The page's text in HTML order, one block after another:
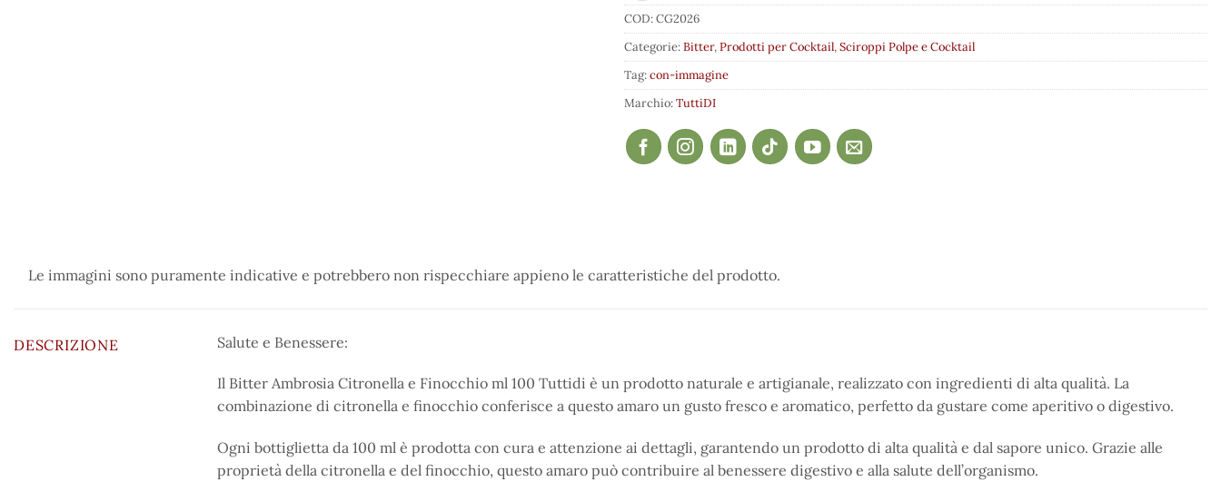
COD:CG2026
Categorie:Bitter,Prodotti per Cocktail,Sciroppi Polpe e Cocktail
Tag:con-immagine
Marchio:TuttiDI
Le immagini sono puramente indicative e potrebbero non rispecchiare appieno le caratteristiche del prodotto.
DESCRIZIONE Salute e Benessere:
Il Bitter Ambrosia Citronella e Finocchio ml 100 Tuttidi è un prodotto naturale e artigianale, realizzato con ingredienti di alta qualità. La
combinazione di citronella e finocchio conferisce a questo amaro un gusto fresco e aromatico, perfetto da gustare come aperitivo o digestivo.
Ogni bottiglietta da 100 ml è prodotta con cura e attenzione ai dettagli, garantendo un prodotto di alta qualità e dal sapore unico. Grazie alle
proprietà della citronella e del finocchio, questo amaro può contribuire al benessere digestivo e alla salute dell’organismo.